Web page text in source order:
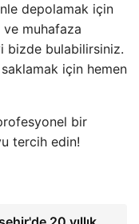
depolamak için
ve muhafaza
bizde bulabilirsiniz.
saklamak için hemen
bir
tercih edin!